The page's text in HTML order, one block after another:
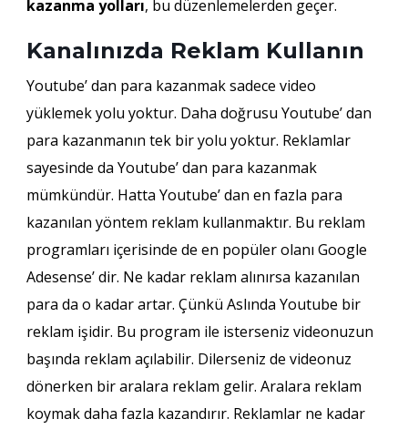
kazanma yolları, bu düzenlemelerden geçer.
Kanalınızda Reklam Kullanın
Youtube’ dan para kazanmak sadece video
yüklemek yolu yoktur. Daha doğrusu Youtube’ dan
para kazanmanın tek bir yolu yoktur. Reklamlar
sayesinde da Youtube’ dan para kazanmak
mümkündür. Hatta Youtube’ dan en fazla para
kazanılan yöntem reklam kullanmaktır. Bu reklam
programları içerisinde de en popüler olanı Google
Adesense’ dir. Ne kadar reklam alınırsa kazanılan
para da o kadar artar. Çünkü Aslında Youtube bir
reklam işidir. Bu program ile isterseniz videonuzun
başında reklam açılabilir. Dilerseniz de videonuz
dönerken bir aralara reklam gelir. Aralara reklam
koymak daha fazla kazandırır. Reklamlar ne kadar